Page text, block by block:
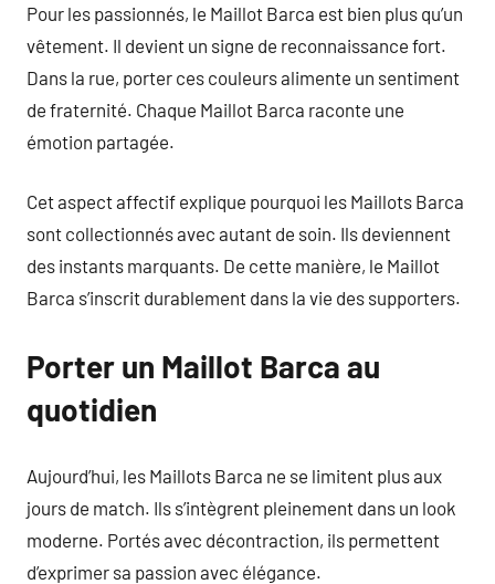
Pour les passionnés, le Maillot Barca est bien plus qu’un
vêtement. Il devient un signe de reconnaissance fort.
Dans la rue, porter ces couleurs alimente un sentiment
de fraternité. Chaque Maillot Barca raconte une
émotion partagée.
Cet aspect affectif explique pourquoi les Maillots Barca
sont collectionnés avec autant de soin. Ils deviennent
des instants marquants. De cette manière, le Maillot
Barca s’inscrit durablement dans la vie des supporters.
Porter un Maillot Barca au
quotidien
Aujourd’hui, les Maillots Barca ne se limitent plus aux
jours de match. Ils s’intègrent pleinement dans un look
moderne. Portés avec décontraction, ils permettent
d’exprimer sa passion avec élégance.